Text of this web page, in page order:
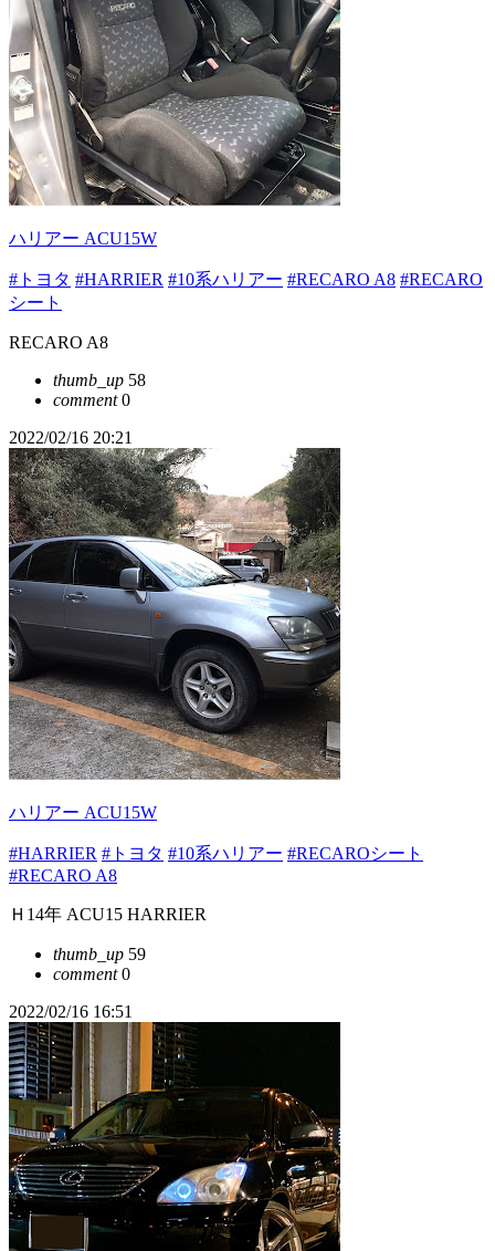
ハリアー ACU15W
#トヨタ #HARRIER #10系ハリアー #RECARO A8 #RECARO
シート
RECARO A8
thumb_up 58
comment0
2022/02/16 20:21
ハリアー ACU15W
#HARRIER #トヨタ #10系ハリアー #RECAROシート
#RECARO A8
Ｈ14年 ACU15 HARRIER
thumb_up 59
comment0
2022/02/16 16:51